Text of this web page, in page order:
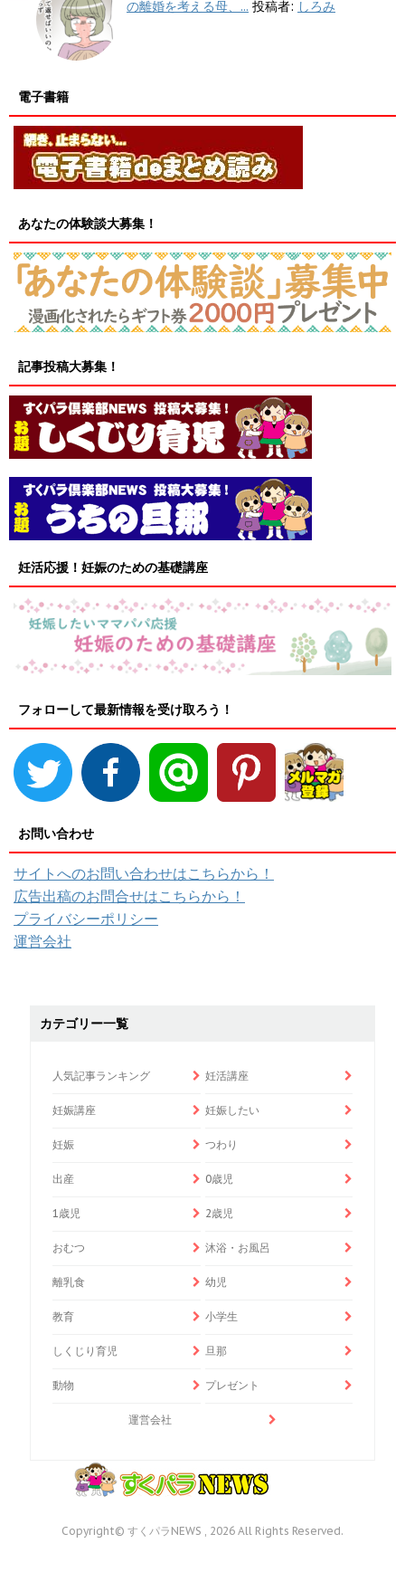
の離婚を考える母、... 投稿者: しろみ
電子書籍
あなたの体験談大募集！
記事投稿大募集！
妊活応援！妊娠のための基礎講座
フォローして最新情報を受け取ろう！
お問い合わせ
サイトへのお問い合わせはこちらから！
広告出稿のお問合せはこちらから！
プライバシーポリシー
運営会社
カテゴリー一覧
人気記事ランキング 妊活講座
妊娠講座 妊娠したい
妊娠 つわり
出産 0歳児
1歳児 2歳児
おむつ 沐浴・お風呂
離乳食 幼児
教育 小学生
しくじり育児 旦那
動物 プレゼント
運営会社
Copyright© すくパラNEWS , 2026 All Rights Reserved.